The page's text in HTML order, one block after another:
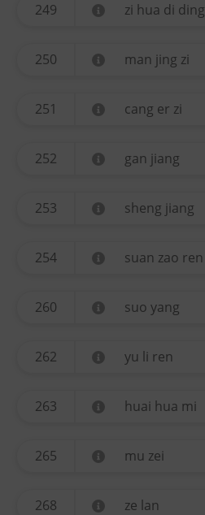
249 zi hua di ding
250 man jing zi
251 cang er zi
252 gan jiang
253 sheng jiang
254 suan zao ren
260 suo yang
262 yu li ren
263 huai hua mi
265 mu zei
268 ze lan